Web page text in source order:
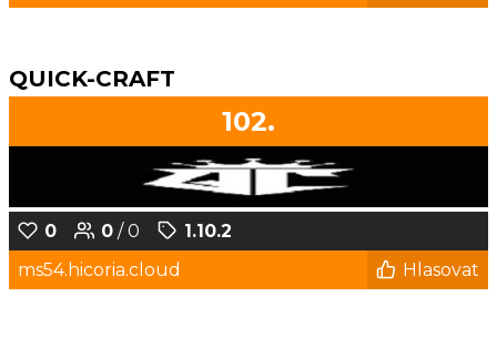
QUICK-CRAFT
102.
0 0 / 0
1.10.2
ms54.hicoria.cloud
Hlasovat